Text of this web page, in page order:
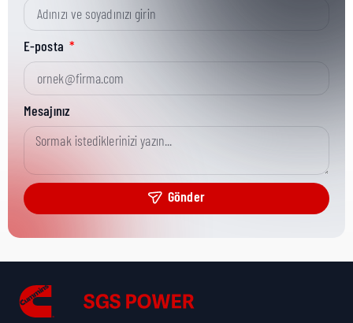
Kısa Parça No:
Ürün Grubu:
Ürün Kategorisi:
Nakliye Yüksekliği:
Nakliye Uzunluğu:
E-posta
Mesajınız
Gönder